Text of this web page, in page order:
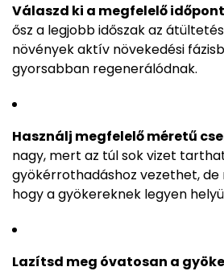
Válaszd ki a megfelelő
ősz a legjobb időszak az
növények aktív növekedési
gyorsabban regenerálódnak.
Használj megfelelő méretű
nagy, mert az túl sok vizet
gyökérrothadáshoz vezethet, de
hogy a gyökereknek legyen
Lazítsd meg óvatosan a